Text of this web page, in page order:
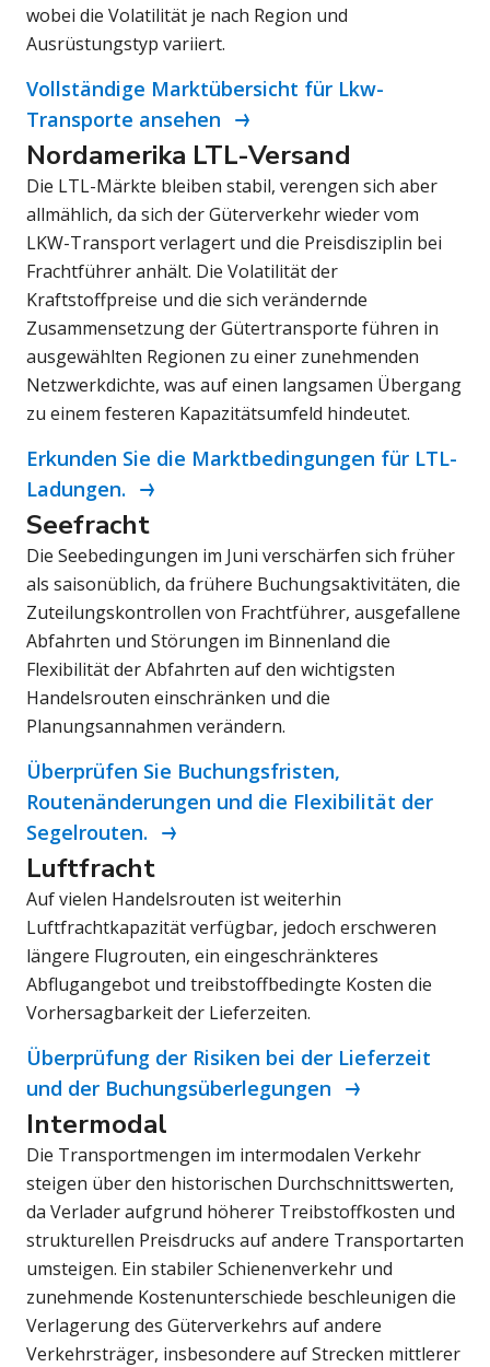
wobei die Volatilität je nach Region und
Ausrüstungstyp variiert.
Vollständige Marktübersicht für Lkw-
Transporte ansehen
Nordamerika LTL-Versand
Die LTL-Märkte bleiben stabil, verengen sich aber
allmählich, da sich der Güterverkehr wieder vom
LKW-Transport verlagert und die Preisdisziplin bei
Frachtführer anhält. Die Volatilität der
Kraftstoffpreise und die sich verändernde
Zusammensetzung der Gütertransporte führen in
ausgewählten Regionen zu einer zunehmenden
Netzwerkdichte, was auf einen langsamen Übergang
zu einem festeren Kapazitätsumfeld hindeutet.
Erkunden Sie die Marktbedingungen für LTL-
Ladungen.
Seefracht
Die Seebedingungen im Juni verschärfen sich früher
als saisonüblich, da frühere Buchungsaktivitäten, die
Zuteilungskontrollen von Frachtführer, ausgefallene
Abfahrten und Störungen im Binnenland die
Flexibilität der Abfahrten auf den wichtigsten
Handelsrouten einschränken und die
Planungsannahmen verändern.
Überprüfen Sie Buchungsfristen,
Routenänderungen und die Flexibilität der
Segelrouten.
Luftfracht
Auf vielen Handelsrouten ist weiterhin
Luftfrachtkapazität verfügbar, jedoch erschweren
längere Flugrouten, ein eingeschränkteres
Abflugangebot und treibstoffbedingte Kosten die
Vorhersagbarkeit der Lieferzeiten.
Überprüfung der Risiken bei der Lieferzeit
und der Buchungsüberlegungen
Intermodal
Die Transportmengen im intermodalen Verkehr
steigen über den historischen Durchschnittswerten,
da Verlader aufgrund höherer Treibstoffkosten und
strukturellen Preisdrucks auf andere Transportarten
umsteigen. Ein stabiler Schienenverkehr und
zunehmende Kostenunterschiede beschleunigen die
Verlagerung des Güterverkehrs auf andere
Verkehrsträger, insbesondere auf Strecken mittlerer